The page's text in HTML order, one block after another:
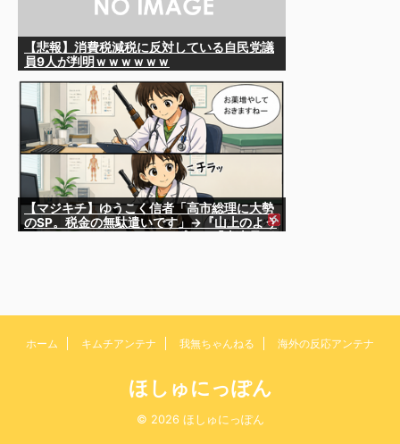
【悲報】消費税減税に反対している自民党議
員9人が判明ｗｗｗｗｗｗ
【マジキチ】ゆうこく信者「高市総理に大勢
のSP。税金の無駄遣いです」→『山上のよう
ホーム キムチアンテナ 我無ちゃんねる 海外の反応アンテナ
ほしゅにっぽん
© 2026 ほしゅにっぽん